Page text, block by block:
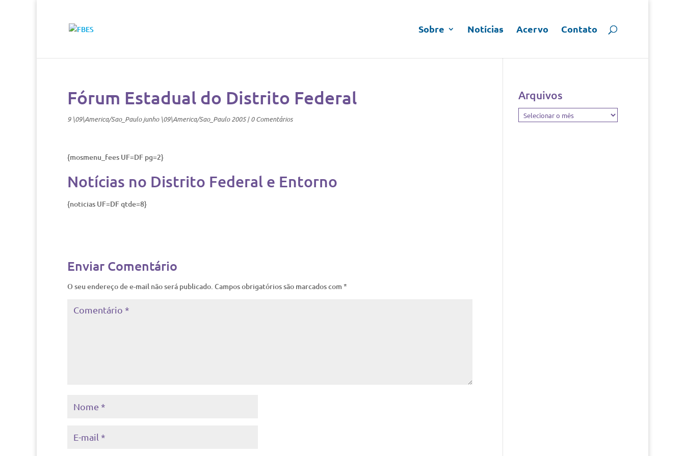
Sobre Notícias Acervo Contato
Fórum Estadual do Distrito Federal
9 \09\America/Sao_Paulo junho \09\America/Sao_Paulo 2005|0 Comentários
{mosmenu_fees UF=DF pg=2}
Notícias no Distrito Federal e Entorno
{noticias UF=DF qtde=8}
Enviar Comentário
O seu endereço de e-mail não será publicado. Campos obrigatórios são marcados com *
Arquivos
Arquivos